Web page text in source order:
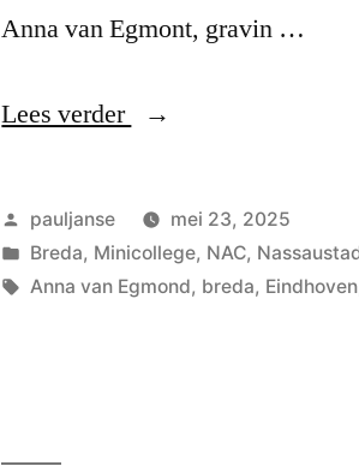
Anna van Egmont, gravin …
Lees verder
“NAC
Geplaatst
door
pauljanse
mei 23, 2025
Geplaatst
in
Breda, Minicollege, NAC,
Tags:
Anna van Egmond, breda, Eindhoven